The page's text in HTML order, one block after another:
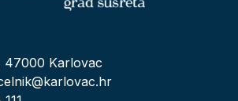
47000 Karlovac